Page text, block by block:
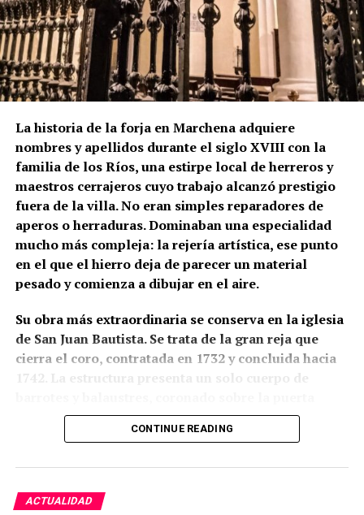
La historia de la forja en Marchena adquiere
nombres y apellidos durante el siglo XVIII con la
familia de los Ríos, una estirpe local de herreros y
maestros cerrajeros cuyo trabajo alcanzó prestigio
fuera de la villa. No eran simples reparadores de
aperos o herraduras. Dominaban una especialidad
mucho más compleja: la rejería artística, ese punto
en el que el hierro deja de parecer un material
pesado y comienza a dibujar en el aire.
Su obra más extraordinaria se conserva en la iglesia
de San Juan Bautista. Se trata de la gran reja que
cierra el coro, contratada en 1732 y concluida hacia
1742. La estructura presenta un solo cuerpo de
central por un gran remate ornamental. En lo alto
aparece una corona real flanqueada por ángeles con
guirnaldas a otros ángeles que parecen tocar sus
CONTINUE READING
ACTUALIDAD